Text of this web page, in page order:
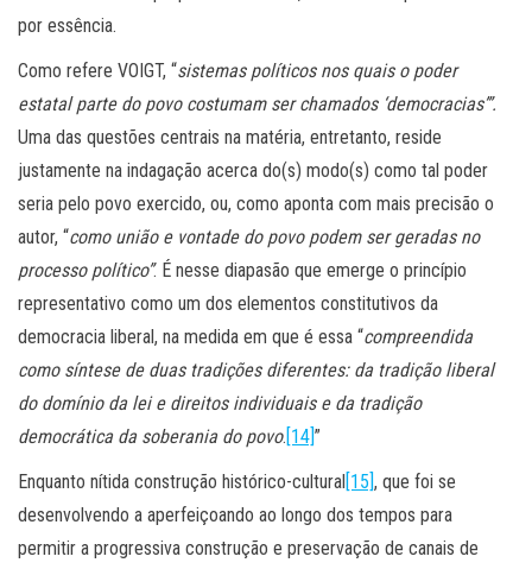
por essência.
Como refere VOIGT, “sistemas políticos nos quais o poder
estatal parte do povo costumam ser chamados ‘democracias’”.
Uma das questões centrais na matéria, entretanto, reside
justamente na indagação acerca do(s) modo(s) como tal poder
seria pelo povo exercido, ou, como aponta com mais precisão o
autor, “como união e vontade do povo podem ser geradas no
processo político”. É nesse diapasão que emerge o princípio
representativo como um dos elementos constitutivos da
democracia liberal, na medida em que é essa “compreendida
como síntese de duas tradições diferentes: da tradição liberal
do domínio da lei e direitos individuais e da tradição
democrática da soberania do povo.[14]”
Enquanto nítida construção histórico-cultural[15], que foi se
desenvolvendo a aperfeiçoando ao longo dos tempos para
permitir a progressiva construção e preservação de canais de